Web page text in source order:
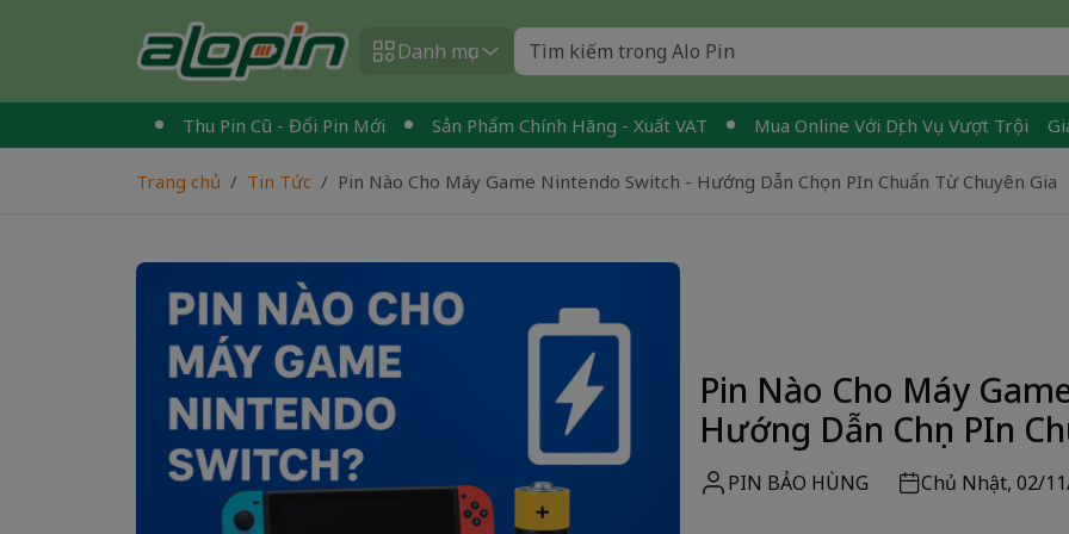
Danh mục
Thu Pin Cũ - Đổi Pin Mới Sản Phẩm Chính Hãng - Xuất VAT Mua Online Với Dịch Vụ Vượt Trội Giao
Trang chủ Tin Tức Pin Nào Cho Máy Game Nintendo Switch - Hướng Dẫn Chọn PIn Chuẩn Từ Chuyên Gia
Pin Nào Cho Máy
Hướng Dẫn Chọn PIn
PIN BẢO HÙNG Chủ Nhật, 02/